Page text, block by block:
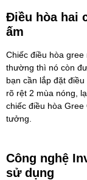
Điều hòa hai
ấm
Chiếc điều hòa
thường thì nó còn
bạn cần lắp đặt
rõ rệt 2 mùa nóng,
chiếc điều hòa Gree
tưởng.
Công nghệ
sử dụng